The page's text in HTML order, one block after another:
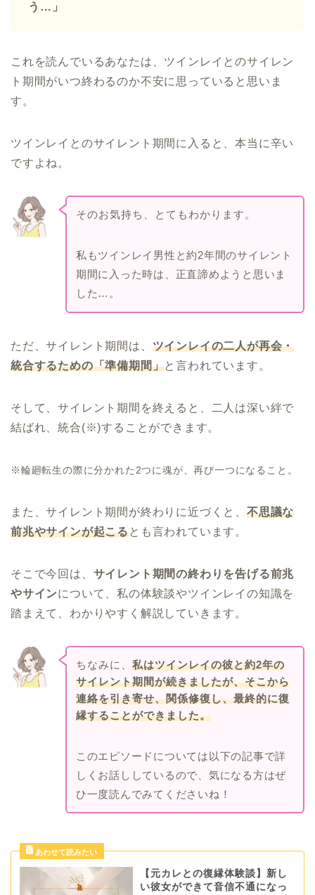
う…」
これを読んでいるあなたは、ツインレイとのサイレン
ト期間がいつ終わるのか不安に思っていると思いま
す。
ツインレイとのサイレント期間に入ると、本当に辛い
ですよね。
そのお気持ち、とてもわかります。
私もツインレイ男性と約2年間のサイレント
期間に入った時は、正直諦めようと思いま
した…。
ただ、サイレント期間は、 ツインレイの二人が再会・
統合するための「準備期間」と言われています。
そして、サイレント期間を終えると、二人は深い絆で
結ばれ、統合(※)することができます。
※輪廻転生の際に分かれた2つに魂が、再び一つになること。
また、サイレント期間が終わりに近づくと、 不思議な
前兆やサインが起こるとも言われています。
そこで今回は、 サイレント期間の終わりを告げる前兆
やサインについて、私の体験談やツインレイの知識を
踏まえて、わかりやすく解説していきます。
ちなみに、 私はツインレイの彼と約2年の
サイレント期間が続きましたが、そこから
連絡を引き寄せ、関係修復し、最終的に復
縁することができました。
このエピソードについては以下の記事で詳
しくお話ししているので、気になる方はぜ
ひ一度読んでみてくださいね！
【元カレとの復縁体験談】新し
い彼女ができて音信不通になっ